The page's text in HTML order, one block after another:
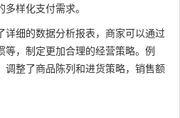
样化支付需求。
详细的数据分析报表，商家可以通过
，制定更加合理的经营策略。例
调整了商品陈列和进货策略，销售额